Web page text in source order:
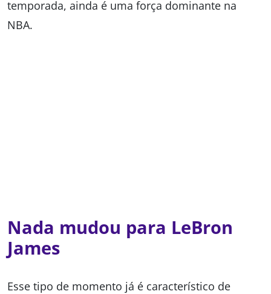
temporada, ainda é uma força dominante na
NBA.
Nada mudou para LeBron
James
Esse tipo de momento já é característico de